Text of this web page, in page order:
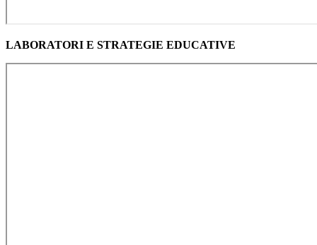
LABORATORI E STRATEGIE EDUCATIVE